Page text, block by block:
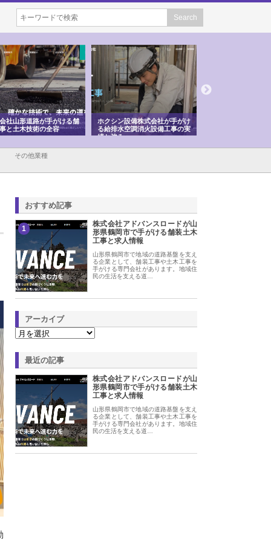
社山形道路が手がける舗
と土木技術の全容
ホクシン設備株式会社が手がけ
る給排水空調消火設備工事の実
績と強み
その他業種
おすすめ記事
1
株式会社アドバンスロードが山
形県鶴岡市で手がける舗装土木
工事と求人情報
山形県鶴岡市で地域の道路基盤を支え
る企業として、舗装工事や土木工事を
手がける専門会社があります。地域住
民の生活を支える道…
アーカイブ
最近の記事
株式会社アドバンスロードが山
形県鶴岡市で手がける舗装土木
工事と求人情報
山形県鶴岡市で地域の道路基盤を支え
る企業として、舗装工事や土木工事を
手がける専門会社があります。地域住
民の生活を支える道…